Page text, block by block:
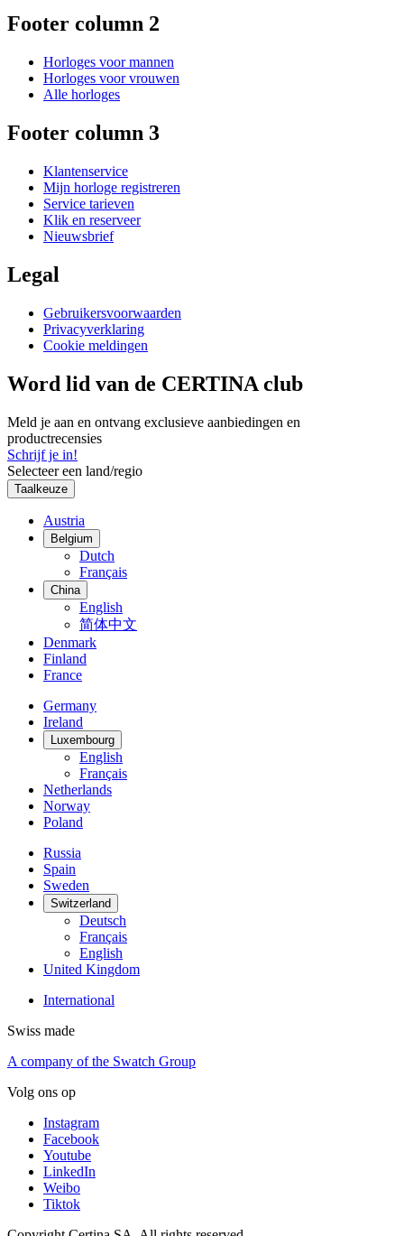
Footer column 2
Horloges voor mannen
Horloges voor vrouwen
Alle horloges
Footer column 3
Klantenservice
Mijn horloge registreren
Service tarieven
Klik en reserveer
Nieuwsbrief
Legal
Gebruikersvoorwaarden
Privacyverklaring
Cookie meldingen
Word lid van de CERTINA club
Meld je aan en ontvang exclusieve aanbiedingen en
productrecensies
Schrijf je in!
Selecteer een land/regio
Taalkeuze
Austria
Belgium
Dutch
Français
China
English
简体中文
Denmark
Finland
France
Germany
Ireland
Luxembourg
English
Français
Netherlands
Norway
Poland
Russia
Spain
Sweden
Switzerland
Deutsch
Français
English
United Kingdom
International
Swiss made
A company of the Swatch Group
Volg ons op
Instagram
Facebook
Youtube
LinkedIn
Weibo
Tiktok